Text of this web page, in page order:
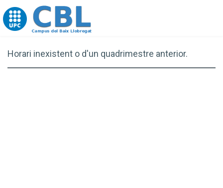
Go to upc.edu
Horari inexistent o d'un quadrimestre anterior.